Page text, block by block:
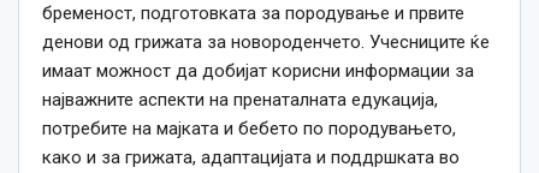
бременост, подготовката за породување и првите
денови од грижата за новороденчето. Учесниците ќе
имаат можност да добијат корисни информации за
најважните аспекти на пренаталната едукација,
потребите на мајката и бебето по породувањето,
како и за грижата, адаптацијата и поддршката во